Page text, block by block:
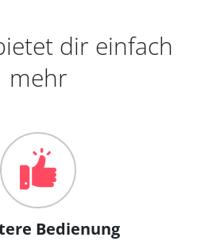
dir einfach
mehr
Bedienung